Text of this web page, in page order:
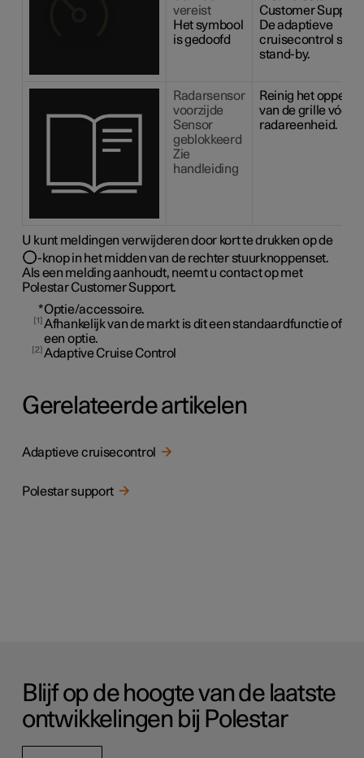
vereist
Het symbool
is gedoofd
Customer Support.
De adaptieve
cruisecontrol staat
stand-by.
Radarsensor
voorzijde
Sensor
geblokkeerd
Zie
handleiding
Reinig het
van de grille vóór
radareenheid.
U kunt meldingen verwijderen door kort te drukken op de
-knop in het midden van de rechter stuurknoppenset.
Als een melding aanhoudt, neemt u contact op met
Polestar Customer Support.
*Optie/accessoire.
1 Afhankelijk van de markt is dit een standaardfunctie of
een optie.
2 Adaptive Cruise Control
Gerelateerde artikelen
Adaptieve cruisecontrol
Polestar support
Blijf op de hoogte van de laatste
ontwikkelingen bij Polestar